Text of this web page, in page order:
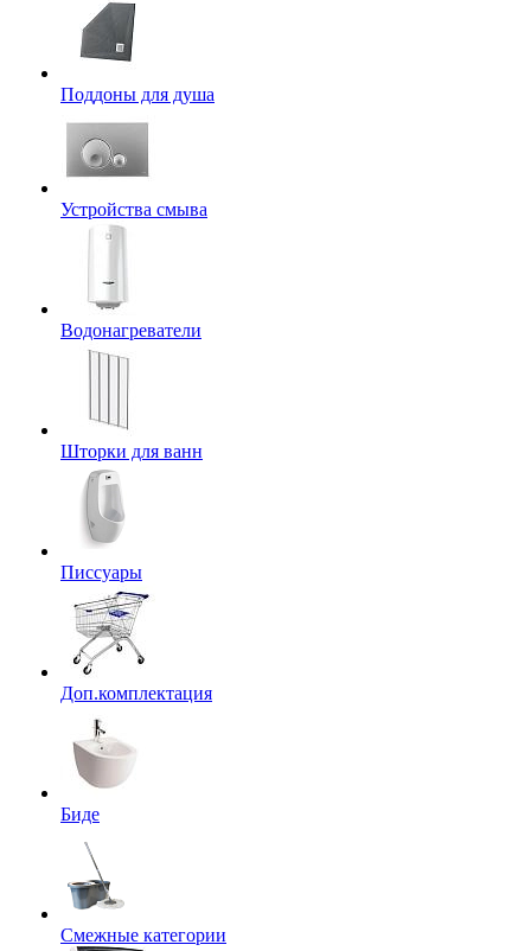
Поддоны для душа
Устройства смыва
Водонагреватели
Шторки для ванн
Писсуары
Доп.комплектация
Биде
Смежные категории